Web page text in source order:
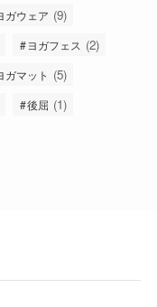
ガウェア (9)
ヨガフェス (2)
ガマット (5)
後屈 (1)